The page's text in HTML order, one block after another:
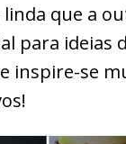
linda que a
para ideias
inspire-se